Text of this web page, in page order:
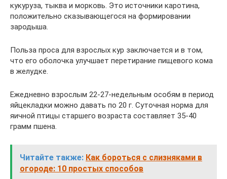
кукуруза, тыква и морковь. Это источники каротина,
положительно сказывающегося на формировании
зародыша.
Польза проса для взрослых кур заключается и в том,
что его оболочка улучшает перетирание пищевого кома
в желудке.
Ежедневно взрослым 22-27-недельным особям в период
яйцекладки можно давать по 20 г. Суточная норма для
яичной птицы старшего возраста составляет 35-40
грамм пшена.
Читайте также: Как бороться с слизняками в
огороде: 10 простых способов